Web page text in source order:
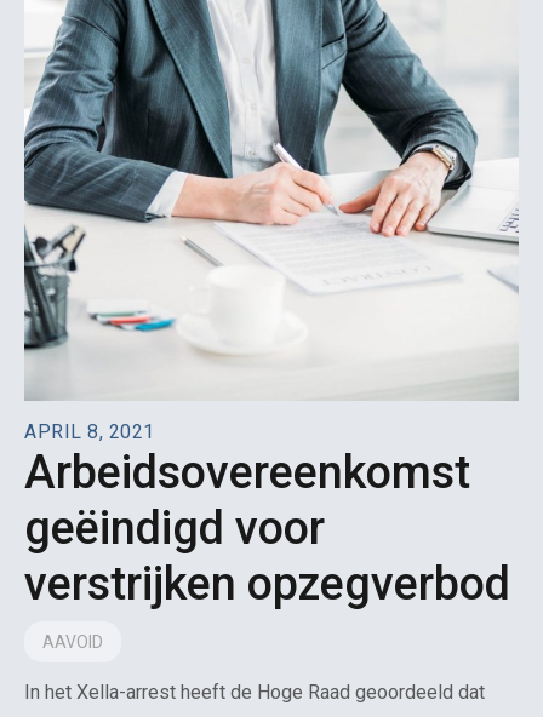
APRIL 8, 2021
Arbeidsovereenkomst
geëindigd voor
verstrijken opzegverbod
AAVOID
In het Xella-arrest heeft de Hoge Raad geoordeeld dat